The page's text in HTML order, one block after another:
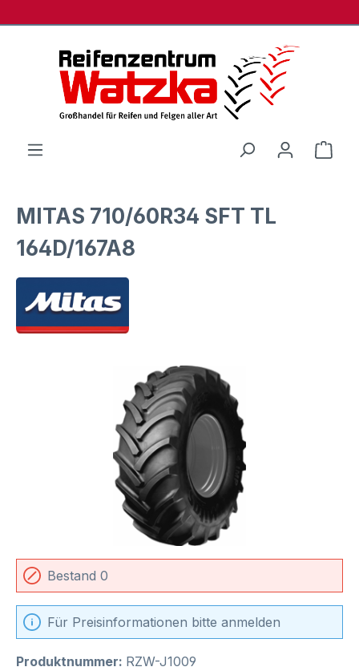
MITAS 710/60R34 SFT TL
164D/167A8
Bildergalerie überspringen
Bestand 0
Für Preisinformationen bitte anmelden
Produktnummer: RZW-J1009